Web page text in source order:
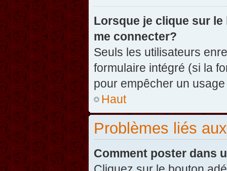
Lorsque je clique sur
me connecter?
Seuls les utilisateurs
formulaire intégré (si la
pour empêcher un
Haut
Problèmes liés
Comment poster dans